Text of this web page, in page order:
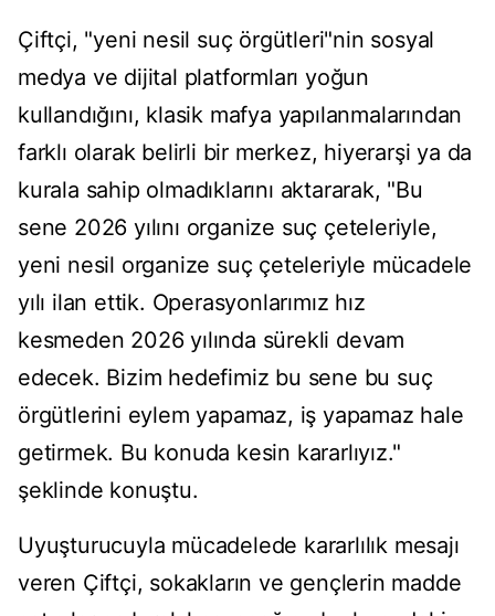
Çiftçi, "yeni nesil suç örgütleri"nin sosyal
medya ve dijital platformları yoğun
kullandığını, klasik mafya yapılanmalarından
farklı olarak belirli bir merkez, hiyerarşi ya da
kurala sahip olmadıklarını aktararak, "Bu
sene 2026 yılını organize suç çeteleriyle,
yeni nesil organize suç çeteleriyle mücadele
yılı ilan ettik. Operasyonlarımız hız
kesmeden 2026 yılında sürekli devam
edecek. Bizim hedefimiz bu sene bu suç
örgütlerini eylem yapamaz, iş yapamaz hale
getirmek. Bu konuda kesin kararlıyız."
şeklinde konuştu.
Uyuşturucuyla mücadelede kararlılık mesajı
veren Çiftçi, sokakların ve gençlerin madde